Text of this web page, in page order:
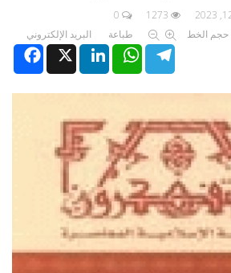
0
حجم الخط
طباعة
البريد الإلكتروني
XLinkedInWhatsAppTelegram